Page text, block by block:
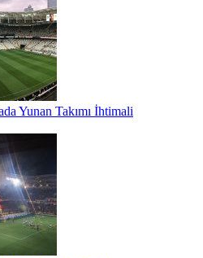
Yunan Takımı İhtimali